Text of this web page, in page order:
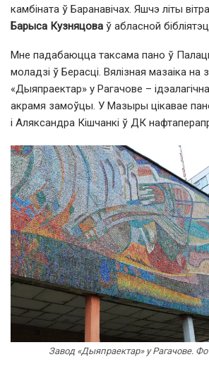
камбіната ў Баранавічах. Яшчэ літы
Барыса Кузняцова ў абласной
Мне падабаюцца таксама пано ў
моладзі ў Берасці. Вялізная мазаіка на
«Дыяпраектар» у Рагачове –
акрамя замоўцы. У Мазыры цікавае
і Аляксандра Кішчанкі ў ДК
Завод «Дыяпраектар» у Рагачове.